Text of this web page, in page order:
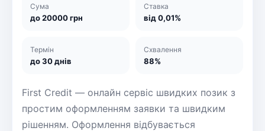
Сума
до 20000 грн
Ставка
від 0,01%
Термін
до 30 днів
Схвалення
88%
First Credit — онлайн сервіс швидких позик з
простим оформленням заявки та швидким
рішенням. Оформлення відбувається